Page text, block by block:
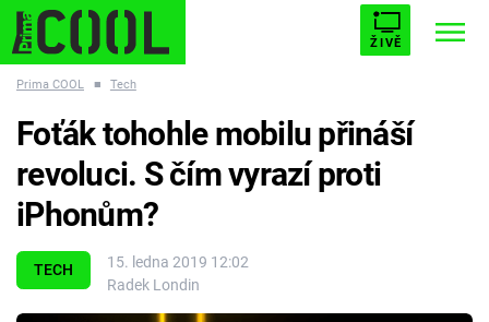
ŽIVĚ
ESCAPE PLNEJ KOTEL AVENGERS 5
Témata
Prima COOL ■ Tech
TECH
15. ledna 2019 12:02
Radek Londin
Foťák tohohle mobilu přináší
revoluci. S čím vyrazí proti
iPhonům?